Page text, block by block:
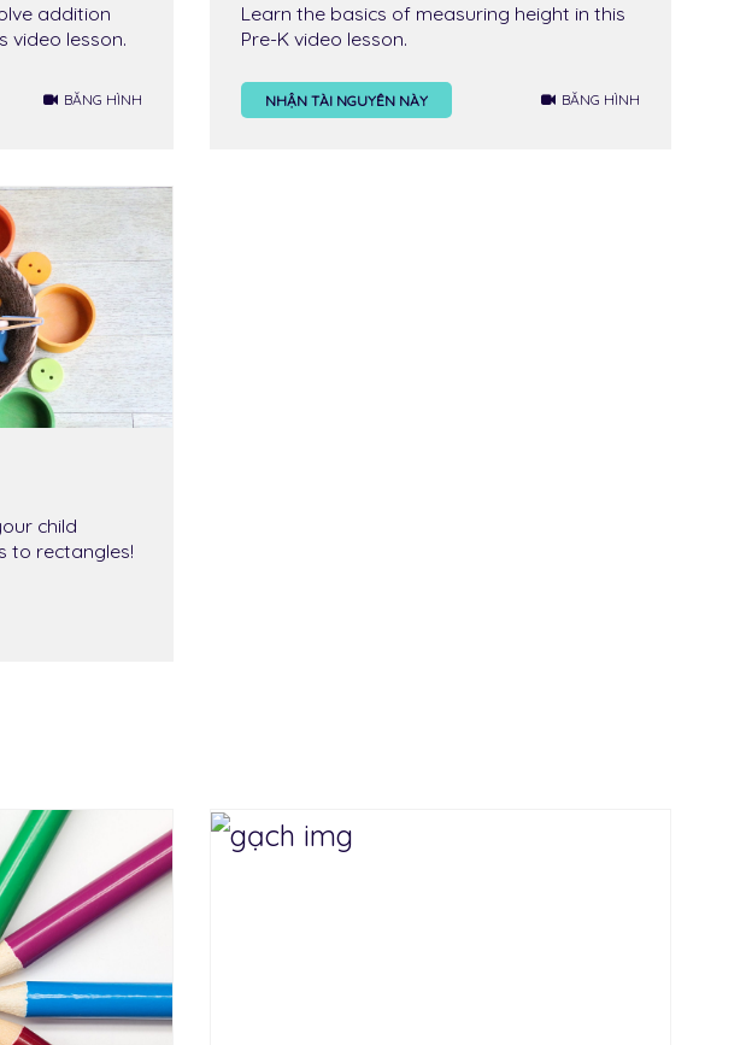
addition
video lesson.
BĂNG HÌNH
Learn the basics of measuring height in this
Pre-K video lesson.
NHẬN TÀI NGUYÊN NÀY BĂNG HÌNH
child
to rectangles!